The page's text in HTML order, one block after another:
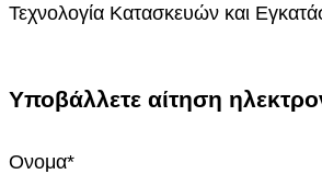
Τεχνολογία Κατασκευών και
Υποβάλλετε αίτηση
Ονομα*